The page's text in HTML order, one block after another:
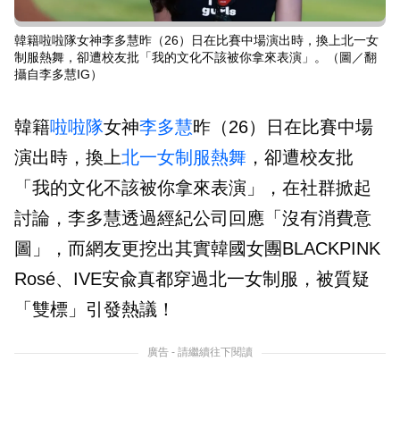
韓籍啦啦隊女神李多慧昨（26）日在比賽中場演出時，換上北一女
制服熱舞，卻遭校友批「我的文化不該被你拿來表演」。（圖／翻
攝自李多慧IG）
韓籍啦啦隊女神李多慧昨（26）日在比賽中場
演出時，換上北一女制服熱舞 ，卻遭校友批
「我的文化不該被你拿來表演」，在社群掀起
討論，李多慧透過經紀公司回應「沒有消費意
圖」，而網友更挖出其實韓國女團BLACKPINK
Rosé、IVE安兪真都穿過北一女制服，被質疑
「雙標」引發熱議！
廣告 - 請繼續往下閱讀